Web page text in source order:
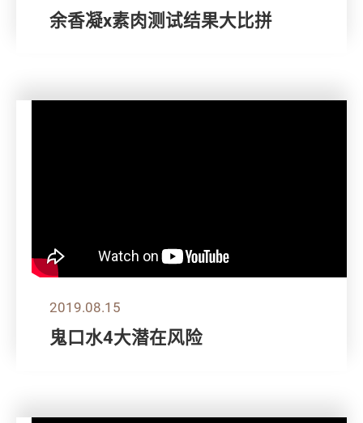
余香凝x素肉测试结果大比拼
2019.08.15
鬼口水4大潜在风险